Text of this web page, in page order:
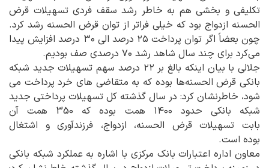
تکلیفی و بخشی هم به خاطر رشد سقف فردی تسهیلات قرض
الحسنه ازدواج بود که خیلی فراتر از توان قرض الحسنه رشد کرد.
چون بعضاً اگر توان پرداخت ۲۵ درصد الی ۳۰ درصد افزایش پیدا
می‌کرد برای چند سال شاهد رشد ۷۰ درصدی صف بودیم.
جلالی با بیان اینکه بالغ بر ۲۲ درصد سهم تسهیلات جدید شبکه
بانکی قرض الحسنه‌ها بوده که به متقاضی های خرد پرداخت می
شود، خاطرنشان کرد: در سال گذشته کل تسهیلات پرداختی جدید
شبکه بانکی حدود ۱۴۰۰ همت بوده که 350 همت آن
بابت تسهیلات قرض الحسنه، ازدواج، فرزندآوری و اشتغال
بوده است.
معاون اداره اعتبارات بانک مرکزی با اشاره به عملکرد شبکه بانکی